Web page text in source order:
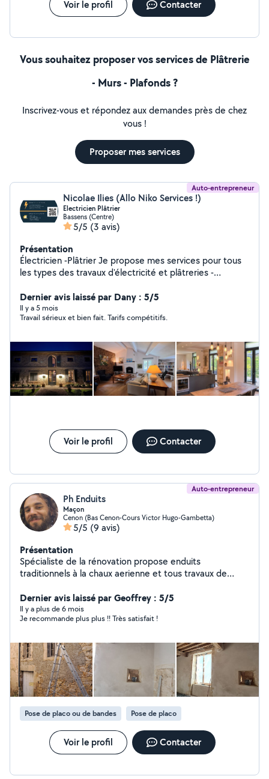
votre bien. Notre entreprise de maçonnerie générale
est le partenaire qu'il vous faut pour construire de
Voir le profil Contacter
Vous souhaitez proposer vos services de Plâtrerie
- Murs - Plafonds ?
Inscrivez-vous et répondez aux demandes près de chez
vous !
Proposer mes services
Auto-entrepreneur
Nicolae Ilies (Allo Niko Services !)
Electricien Plâtrier
Bassens (Centre)
5/5 (3 avis)
Présentation
Électricien -Plâtrier Je propose mes services pour tous
les types des travaux d'électricité et plâtreries -
moulures ou plinthes électriques. -Rénovations et
maintenance des installations électriques. -Mise en
sécurité et en conformité. -Remplacement de tableaux
serviette. -pose de câble et appareillages. -
Prises,interrupteurs,poussoirs,va et vient. -Eclairage
intérieur et extérieur. -Réalisation des cloisons -Placostyl
sur ossature -Isolation -College des bandés a joint -
Devis gratuit -Prestations à moindre cour avec un travail
Dernier avis laissé par Dany : 5/5
Il y a 5 mois
Travail sérieux et bien fait. Tarifs compétitifs.
Voir le profil Contacter
Auto-entrepreneur
Ph Enduits
Maçon
Cenon (Bas Cenon-Cours Victor Hugo-Gambetta)
5/5 (9 avis)
Présentation
Spécialiste de la rénovation propose enduits
traditionnels à la chaux aerienne et tous travaux de
Dernier avis laissé par Geoffrey : 5/5
Il y a plus de 6 mois
Je recommande plus plus !! Très satisfait !
Pose de placo ou de bandes Pose de placo
Voir le profil Contacter